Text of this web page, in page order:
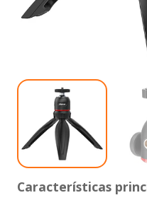
Características